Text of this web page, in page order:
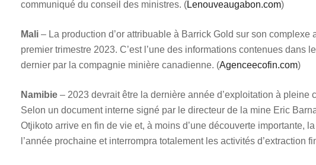
communiqué du conseil des ministres. (Lenouveaugabon.com)
Mali – La production d’or attribuable à Barrick Gold sur son
premier trimestre 2023. C’est l’une des informations contenues dans
dernier par la compagnie minière canadienne. (Agenceecofin.com)
Namibie – 2023 devrait être la dernière année d’exploitation à pleine
Selon un document interne signé par le directeur de la mine Eric
Otjikoto arrive en fin de vie et, à moins d’une découverte importante,
l’année prochaine et interrompra totalement les activités d’extraction